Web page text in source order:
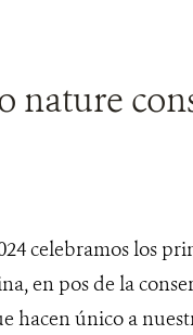
nature
celebramos los
en pos de la
hacen único a